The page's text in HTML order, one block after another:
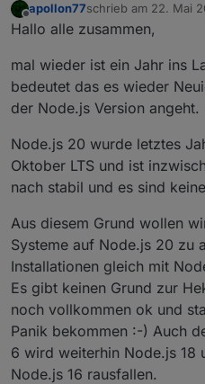
Offline
apollon77schrieb am 22. Mai
zuletzt editiert von
Hallo alle zusammen,
mal wieder ist ein Jahr ins
bedeutet das es wieder
der Node.js Version angeht.
Node.js 20 wurde letztes
Oktober LTS und ist
nach stabil und es sind
Aus diesem Grund wollen
Systeme auf Node.js 20 zu
Installationen gleich mit
Es gibt keinen Grund zur
noch vollkommen ok und
Panik bekommen :-) Auch
6 wird weiterhin Node.js 18
Node.js 16 rausfallen.